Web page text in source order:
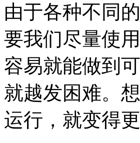
由于各种不同
要我们尽量使
容易就能做到
就越发困难。
运行，就变得更